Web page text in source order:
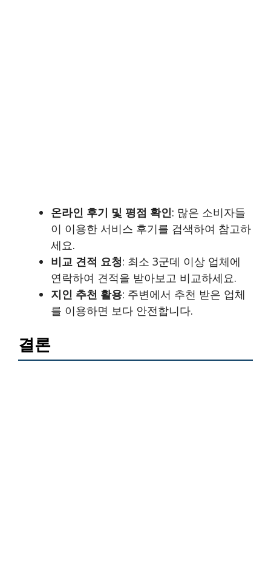
온라인 후기 및 평점 확인: 많은 소비자들
이 이용한 서비스 후기를 검색하여 참고하
세요.
비교 견적 요청: 최소 3군데 이상 업체에
연락하여 견적을 받아보고 비교하세요.
지인 추천 활용: 주변에서 추천 받은 업체
를 이용하면 보다 안전합니다.
결론